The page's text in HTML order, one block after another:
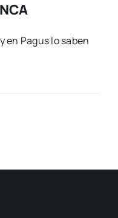
en Pagus lo saben